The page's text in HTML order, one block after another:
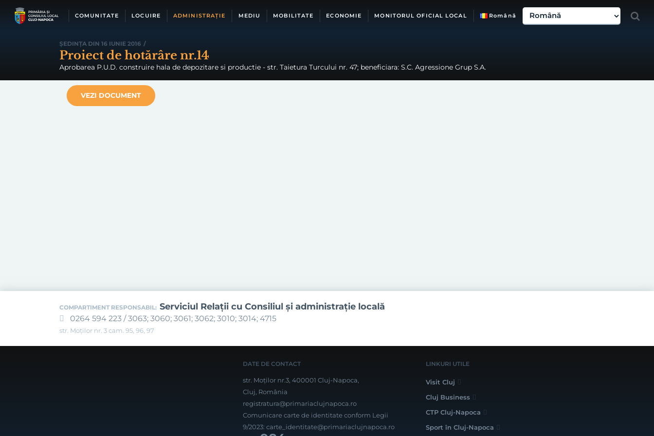
COMUNITATE LOCUIRE ADMINISTRAȚIE MEDIU MOBILITATE ECONOMIE MONITORUL OFICIAL LOCAL Română
ȘEDINȚA DIN 16 IUNIE 2016 /
Proiect de hotărâre nr.14
Aprobarea P.U.D. construire hala de depozitare si productie - str. Taietura Turcului nr. 47; beneficiara: S.C. Agressione Grup S.A.
VEZI DOCUMENT
COMPARTIMENT RESPONSABIL: Serviciul Relaţii cu Consiliul şi administraţie locală
0264 594 223 / 3063; 3060; 3061; 3062; 3010; 3014; 4715
str. Moților nr. 3 cam. 95, 96, 97
DATE DE CONTACT
str. Moților nr.3, 400001 Cluj-Napoca,
Cluj, România
registratura@primariaclujnapoca.ro
Comunicare carte de identitate conform Legii
9/2023: carte_identitate@primariaclujnapoca.ro
LINKURI UTILE
Visit Cluj
Cluj Business
CTP Cluj-Napoca
Sport în Cluj-Napoca